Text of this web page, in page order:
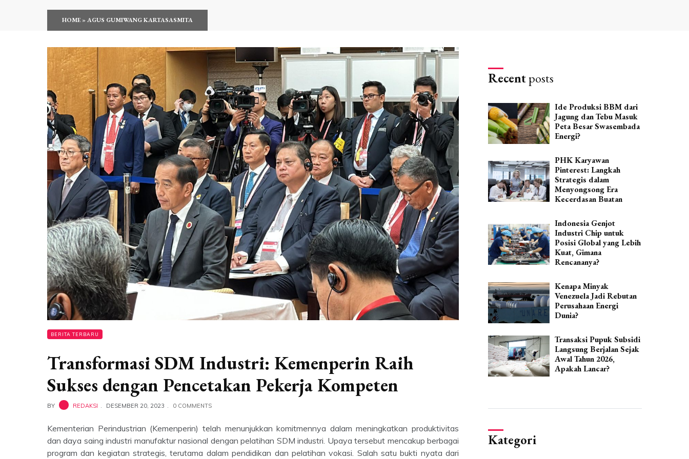
HOME»AGUS GUMIWANG KARTASASMITA
BERITA TERBARU
Transformasi SDM Industri: Kemenperin Raih
Sukses dengan Pencetakan Pekerja Kompeten
BY REDAKSI DESEMBER 20, 2023 0 COMMENTS
Kementerian Perindustrian (Kemenperin) telah menunjukkan komitmennya dalam meningkatkan produktivitas
dan daya saing industri manufaktur nasional dengan pelatihan SDM industri. Upaya tersebut mencakup berbagai
program dan kegiatan strategis, terutama dalam pendidikan dan pelatihan vokasi. Salah satu bukti nyata dari
Recentposts
Ide Produksi BBM dari
Jagung dan Tebu Masuk
Peta Besar Swasembada
Energi?
PHK Karyawan
Pinterest: Langkah
Strategis dalam
Menyongsong Era
Kecerdasan Buatan
Indonesia Genjot
Industri Chip untuk
Posisi Global yang Lebih
Kuat, Gimana
Rencananya?
Kenapa Minyak
Venezuela Jadi Rebutan
Perusahaan Energi
Dunia?
Transaksi Pupuk Subsidi
Langsung Berjalan Sejak
Awal Tahun 2026,
Apakah Lancar?
Kategori